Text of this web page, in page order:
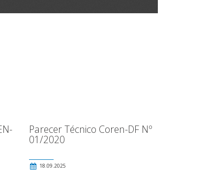
Parecer Técnico Coren-DF Nº
01/2020
18.09.2025